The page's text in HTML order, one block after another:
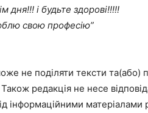
дня!!! і будьте здорові!!!!!
свою професію”
не поділяти тексти та(або)
редакція не несе
інформаційними матеріалами